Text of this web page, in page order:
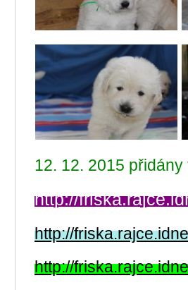
12. 12. 2015
http://
http://
http://